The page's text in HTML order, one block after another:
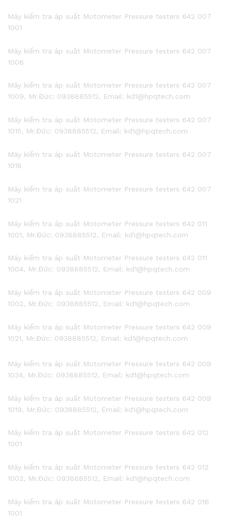
Máy kiểm tra áp suất Motometer Pressure testers 642 007
1001
Máy kiểm tra áp suất Motometer Pressure testers 642 007
1006
Máy kiểm tra áp suất Motometer Pressure testers 642 007
1009, Mr.Đức: 0938885512, Email: kd1@hpqtech.com
Máy kiểm tra áp suất Motometer Pressure testers 642 007
1015, Mr.Đức: 0938885512, Email: kd1@hpqtech.com
Máy kiểm tra áp suất Motometer Pressure testers 642 007
1018
Máy kiểm tra áp suất Motometer Pressure testers 642 007
1021
Máy kiểm tra áp suất Motometer Pressure testers 642 011
1001, Mr.Đức: 0938885512, Email: kd1@hpqtech.com
Máy kiểm tra áp suất Motometer Pressure testers 642 011
1004, Mr.Đức: 0938885512, Email: kd1@hpqtech.com
Máy kiểm tra áp suất Motometer Pressure testers 642 009
1002, Mr.Đức: 0938885512, Email: kd1@hpqtech.com
Máy kiểm tra áp suất Motometer Pressure testers 642 009
1021, Mr.Đức: 0938885512, Email: kd1@hpqtech.com
Máy kiểm tra áp suất Motometer Pressure testers 642 009
1034, Mr.Đức: 0938885512, Email: kd1@hpqtech.com
Máy kiểm tra áp suất Motometer Pressure testers 642 009
1019, Mr.Đức: 0938885512, Email: kd1@hpqtech.com
Máy kiểm tra áp suất Motometer Pressure testers 642 012
1001
Máy kiểm tra áp suất Motometer Pressure testers 642 012
1002, Mr.Đức: 0938885512, Email: kd1@hpqtech.com
Máy kiểm tra áp suất Motometer Pressure testers 642 016
1001